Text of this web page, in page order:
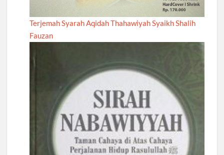
Terjemah Syarah Aqidah Thahawiyah Syaikh Shalih
Fauzan